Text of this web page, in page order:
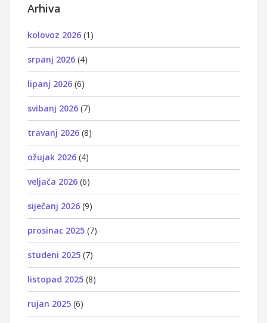
Arhiva
kolovoz 2026 (1)
srpanj 2026 (4)
lipanj 2026 (6)
svibanj 2026 (7)
travanj 2026 (8)
ožujak 2026 (4)
veljača 2026 (6)
siječanj 2026 (9)
prosinac 2025 (7)
studeni 2025 (7)
listopad 2025 (8)
rujan 2025 (6)